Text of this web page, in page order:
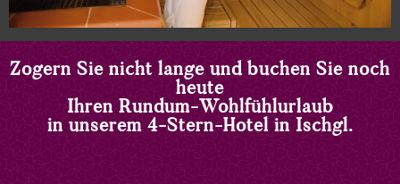
Zögern Sie nicht lange und buchen Sie noch
heute
Ihren Rundum-Wohlfühlurlaub
in unserem 4-Stern-Hotel in Ischgl.